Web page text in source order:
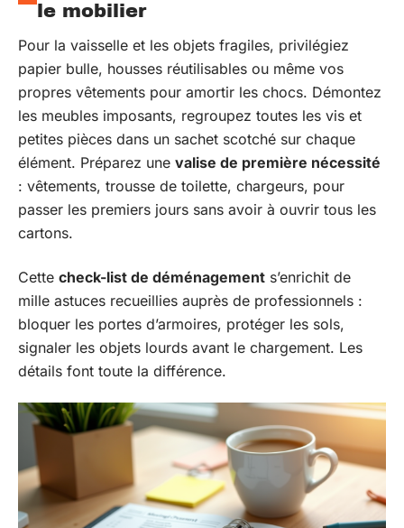
le mobilier
Pour la vaisselle et les objets fragiles, privilégiez
papier bulle, housses réutilisables ou même vos
propres vêtements pour amortir les chocs. Démontez
les meubles imposants, regroupez toutes les vis et
petites pièces dans un sachet scotché sur chaque
élément. Préparez une valise de première nécessité
: vêtements, trousse de toilette, chargeurs, pour
passer les premiers jours sans avoir à ouvrir tous les
cartons.
Cette check-list de déménagement s’enrichit de
mille astuces recueillies auprès de professionnels :
bloquer les portes d’armoires, protéger les sols,
signaler les objets lourds avant le chargement. Les
détails font toute la différence.